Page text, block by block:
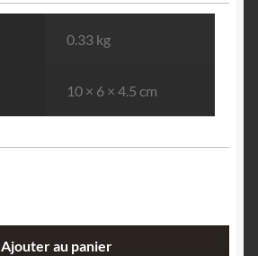
0.33 kg
10 × 6 × 4.5 cm
Ajouter au panier